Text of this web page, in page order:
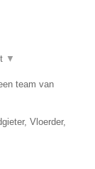
▼
team van
Vloerder,